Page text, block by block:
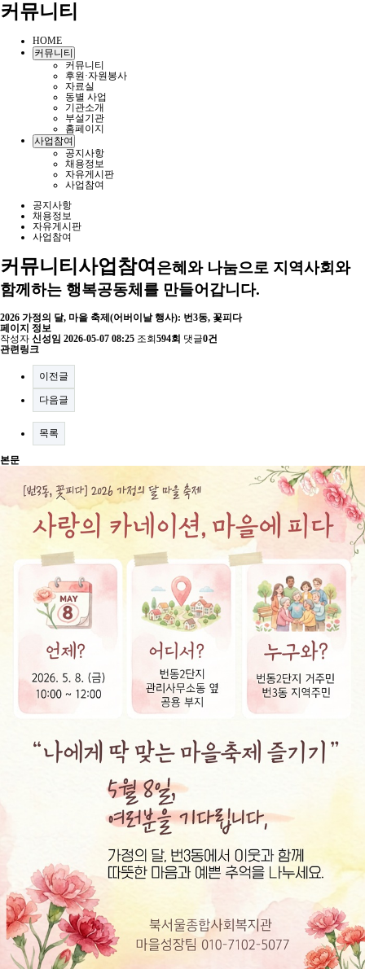
커뮤니티
HOME
커뮤니티
커뮤니티
후원·자원봉사
자료실
동별 사업
기관소개
부설기관
홈페이지
사업참여
공지사항
채용정보
자유게시판
사업참여
공지사항
채용정보
자유게시판
사업참여
커뮤니티 사업참여 은혜와 나눔으로 지역사회와
함께하는 행복공동체를 만들어갑니다.
2026 가정의 달, 마을 축제(어버이날 행사): 번3동, 꽃피다
페이지 정보
작성자 신성임 2026-05-07 08:25 조회 594회 댓글0건
관련링크
이전글
다음글
목록
본문